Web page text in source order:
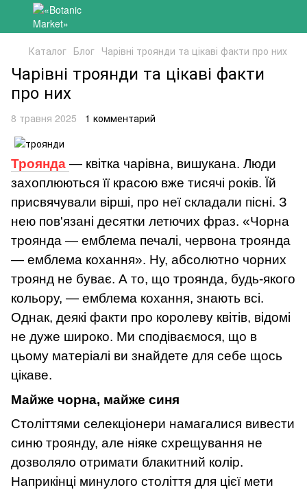
Каталог Блог Чарівні троянди та цікаві факти про них
Чарівні троянди та цікаві факти
про них
8 травня 2025 1 комментарий
Троянда — квітка чарівна, вишукана. Люди
захоплюються її красою вже тисячі років. Їй
присвячували вірші, про неї складали пісні. З
нею пов'язані десятки летючих фраз. «Чорна
троянда — емблема печалі, червона троянда
— емблема кохання». Ну, абсолютно чорних
троянд не буває. А то, що троянда, будь-якого
кольору, — емблема кохання, знають всі.
Однак, деякі факти про королеву квітів, відомі
не дуже широко. Ми сподіваємося, що в
цьому матеріалі ви знайдете для себе щось
цікаве.
Майже чорна, майже синя
Століттями селекціонери намагалися вивести
синю троянду, але ніяке схрещування не
дозволяло отримати блакитний колір.
Наприкінці минулого століття для цієї мети